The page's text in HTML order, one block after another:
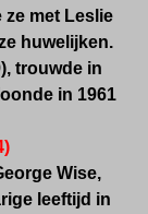
ze met Leslie
huwelijken.
trouwde in
in 1961
Wise,
leeftijd in